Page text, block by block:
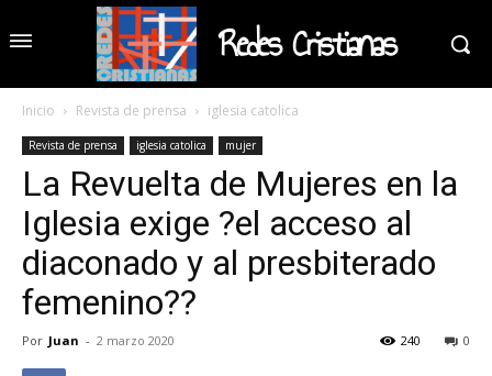
Redes Cristianas
Inicio Revista de prensa iglesia catolica
Revista de prensa iglesia catolica mujer
La Revuelta de Mujeres en la
Iglesia exige ?el acceso al
diaconado y al presbiterado
femenino??
Por Juan - 2 marzo 2020 0
240